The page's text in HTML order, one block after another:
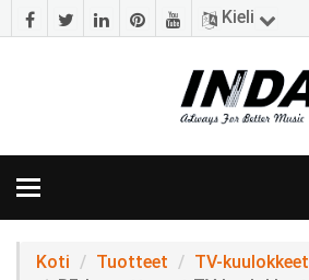
Kieli
Navigoinnin
Koti Tuotteet
TV-kuulokkeet